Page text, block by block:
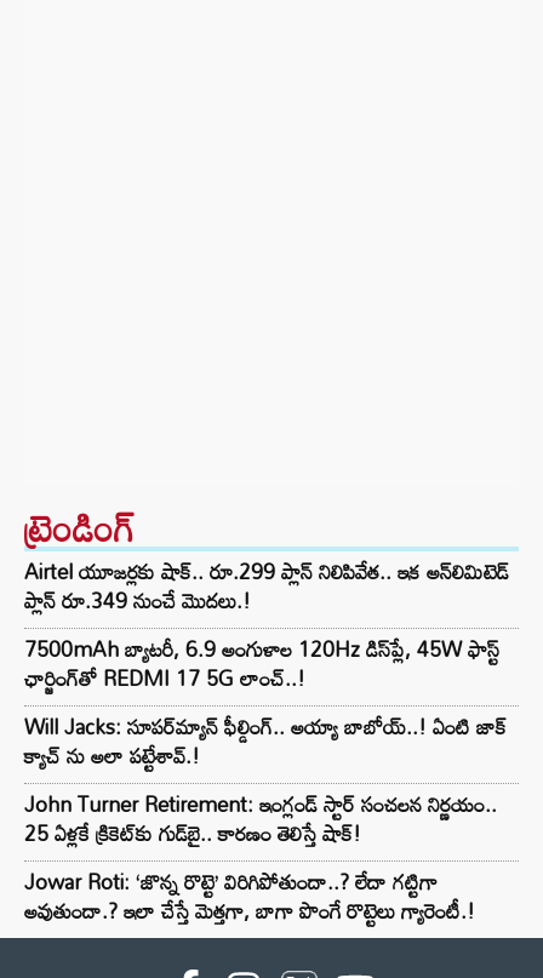
ట్రెండింగ్‌
Airtel యూజర్లకు షాక్.. రూ.299 ప్లాన్ నిలిపివేత.. ఇక అన్‌లిమిటెడ్
ప్లాన్ రూ.349 నుంచే మొదలు.!
7500mAh బ్యాటరీ, 6.9 అంగుళాల 120Hz డిస్‌ప్లే, 45W ఫాస్ట్
ఛార్జింగ్‌తో REDMI 17 5G లాంచ్..!
Will Jacks: సూపర్‌మ్యాన్ ఫీల్డింగ్.. అయ్యా బాబోయ్..! ఏంటి జాక్
క్యాచ్ ను అలా పట్టేశావ్.!
John Turner Retirement: ఇంగ్లండ్ స్టార్ సంచలన నిర్ణయం..
25 ఏళ్లకే క్రికెట్‌కు గుడ్‌బై.. కారణం తెలిస్తే షాక్!
Jowar Roti: ‘జొన్న రొట్టె’ విరిగిపోతుందా..? లేదా గట్టిగా
అవుతుందా.? ఇలా చేస్తే మెత్తగా, బాగా పొంగే రొట్టెలు గ్యారెంటీ.!